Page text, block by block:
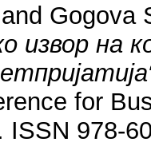
Gogova
извор на
for
ISSN 978-